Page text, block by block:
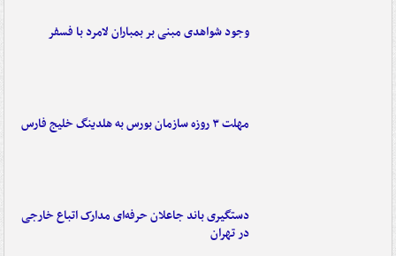
وجود شواهدی مبنی بر بمباران لامرد با فسفر
مهلت ۳ روزه سازمان بورس به هلدینگ خلیج فارس
دستگیری باند جاعلان حرفه‌ای مدارک اتباع خارجی
در تهران